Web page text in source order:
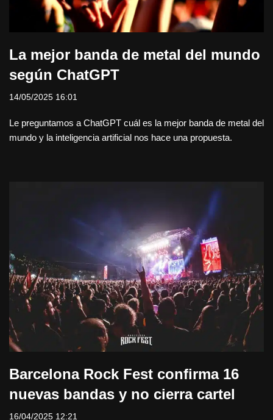
La mejor banda de metal del mundo
según ChatGPT
14/05/2025 16:01
Le preguntamos a ChatGPT cuál es la mejor banda de metal del
mundo y la inteligencia artificial nos hace una propuesta.
Barcelona Rock Fest confirma 16
nuevas bandas y no cierra cartel
16/04/2025 12:21